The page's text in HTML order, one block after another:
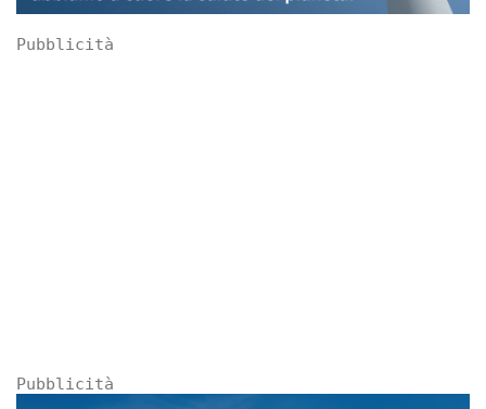
Pubblicità
Pubblicità